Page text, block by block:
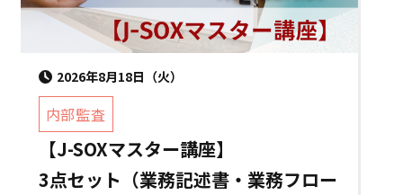
2026年8月18日（火）
内部監査
【J-SOXマスター講座】
3点セット（業務記述書・業務フロー